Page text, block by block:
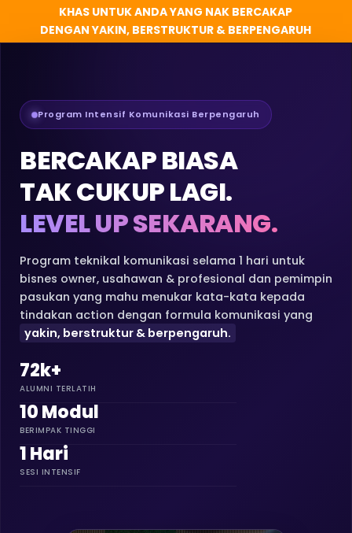
KHAS UNTUK ANDA YANG NAK BERCAKAP
DENGAN YAKIN, BERSTRUKTUR & BERPENGARUH
Program Intensif Komunikasi Berpengaruh
BERCAKAP BIASA
TAK CUKUP LAGI.
LEVEL UP SEKARANG.
Program teknikal komunikasi selama 1 hari untuk
bisnes owner, usahawan & profesional dan pemimpin
pasukan yang mahu menukar kata-kata kepada
tindakan action dengan formula komunikasi yang
yakin, berstruktur & berpengaruh.
72k+
ALUMNI TERLATIH
10 Modul
BERIMPAK TINGGI
1 Hari
SESI INTENSIF